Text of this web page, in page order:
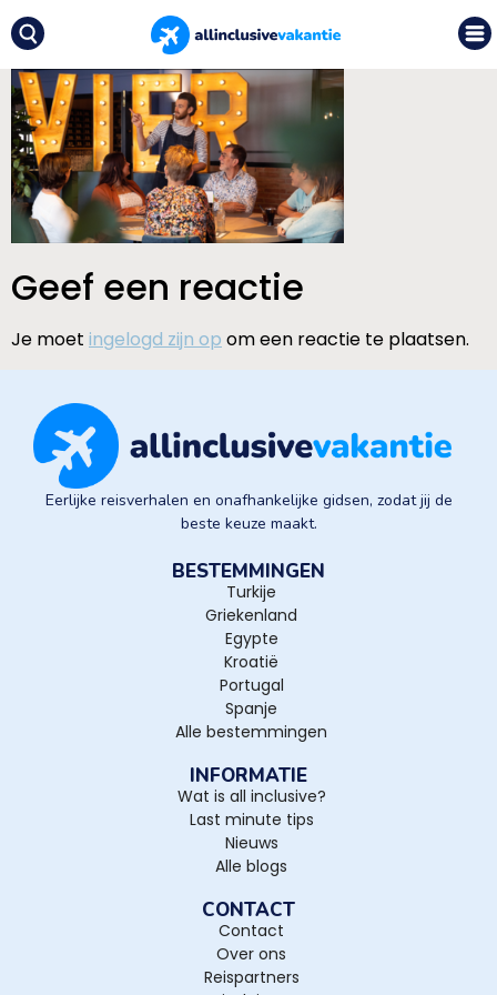
Geef een reactie
Je moet ingelogd zijn op om een reactie te plaatsen.
Eerlijke reisverhalen en onafhankelijke gidsen, zodat jij de
beste keuze maakt.
BESTEMMINGEN
Turkije
Griekenland
Egypte
Kroatië
Portugal
Spanje
Alle bestemmingen
INFORMATIE
Wat is all inclusive?
Last minute tips
Nieuws
Alle blogs
CONTACT
Contact
Over ons
Reispartners